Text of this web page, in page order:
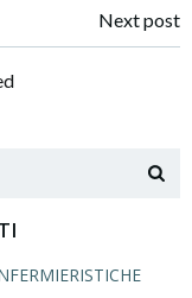
Next post